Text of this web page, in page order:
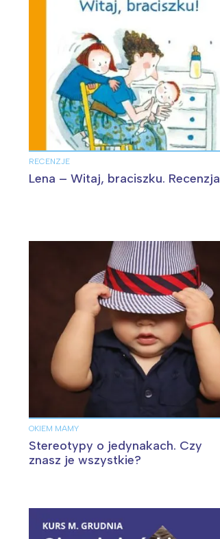
RECENZJE
Lena – Witaj, braciszku. Recenzja
OKIEM MAMY
Stereotypy o jedynakach. Czy
znasz je wszystkie?